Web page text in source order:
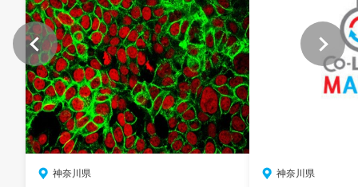
神奈川県 神奈川県